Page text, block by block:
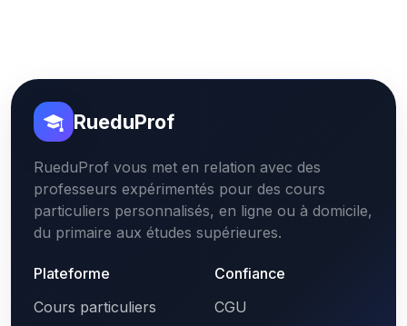
RueduProf
RueduProf vous met en relation avec des
professeurs expérimentés pour des cours
particuliers personnalisés, en ligne ou à domicile,
du primaire aux études supérieures.
Plateforme
Cours particuliers
Confiance
CGU